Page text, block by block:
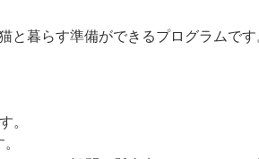
暮らす準備ができるプログラムです
。